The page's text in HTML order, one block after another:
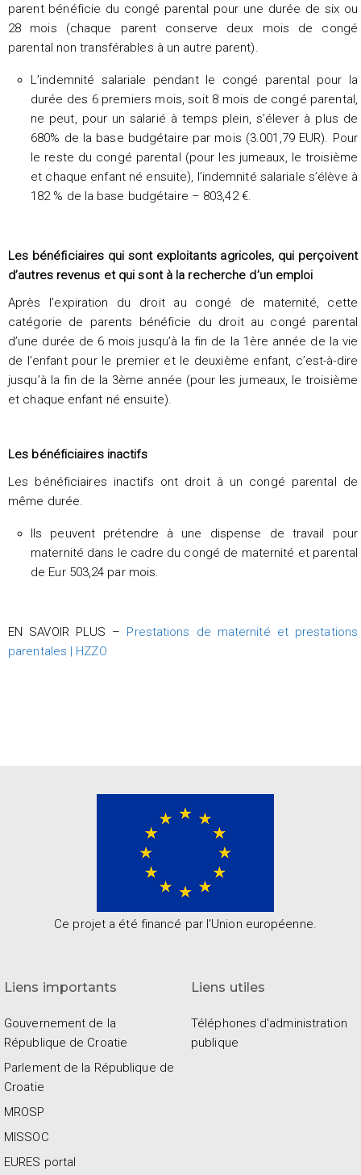
parent bénéficie du congé parental pour une durée de six ou
28 mois (chaque parent conserve deux mois de congé
parental non transférables à un autre parent).
L’indemnité salariale pendant le congé parental pour la
durée des 6 premiers mois, soit 8 mois de congé parental,
ne peut, pour un salarié à temps plein, s’élever à plus de
680% de la base budgétaire par mois (3.001,79 EUR). Pour
le reste du congé parental (pour les jumeaux, le troisième
et chaque enfant né ensuite), l’indemnité salariale s’élève à
182 % de la base budgétaire – 803,42 €.
Les bénéficiaires qui sont exploitants agricoles, qui perçoivent
d’autres revenus et qui sont à la recherche d’un emploi
Après l’expiration du droit au congé de maternité, cette
catégorie de parents bénéficie du droit au congé parental
d’une durée de 6 mois jusqu’à la fin de la 1ère année de la vie
de l’enfant pour le premier et le deuxième enfant, c’est-à-dire
jusqu’à la fin de la 3ème année (pour les jumeaux, le troisième
et chaque enfant né ensuite).
Les bénéficiaires inactifs
Les bénéficiaires inactifs ont droit à un congé parental de
même durée.
Ils peuvent prétendre à une dispense de travail pour
maternité dans le cadre du congé de maternité et parental
de Eur 503,24 par mois.
EN SAVOIR PLUS – Prestations de maternité et prestations
parentales | HZZO
Ce projet a été financé par l'Union européenne.
Liens importants
Gouvernement de la
République de Croatie
Parlement de la République de
Croatie
MROSP
MISSOC
EURES portal
Liens utiles
Téléphones d'administration
publique